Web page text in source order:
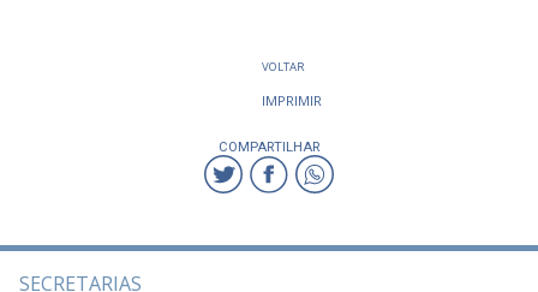
VOLTAR
IMPRIMIR
COMPARTILHAR
SECRETARIAS